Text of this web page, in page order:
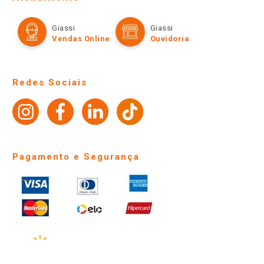
Televendas
Amigo Giassi
Perguntas frequentes
Identidade Visual
Formas de Pagamento
Políticas de entrega
Giassi
Vendas Online
Giassi
Ouvidoria
Redes Sociais
Pagamento e Segurança